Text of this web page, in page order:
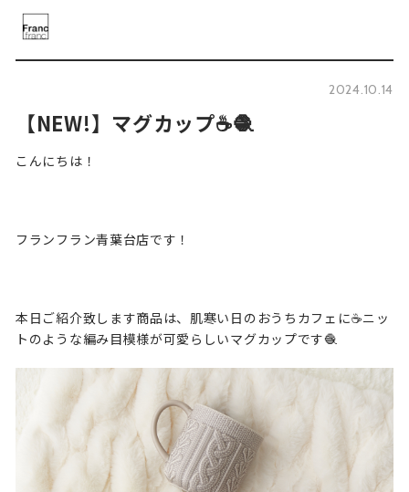
2024.10.14
【NEW!】マグカップ☕️🧶
こんにちは！
フランフラン青葉台店です！
本日ご紹介致します商品は、肌寒い日のおうちカフェに☕️ニッ
トのような編み目模様が可愛らしいマグカップです🧶